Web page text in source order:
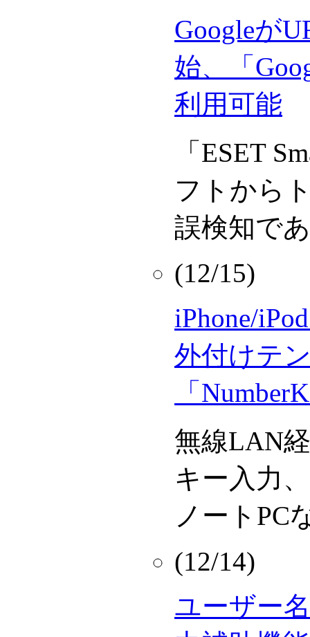
Googleが
始、「
利用可能
「ESET
フトから
誤検知で
(12/15)
iPhone/
外付けテ
「
無線LAN
キー入力
ノートPC
(12/14)
ユーザー